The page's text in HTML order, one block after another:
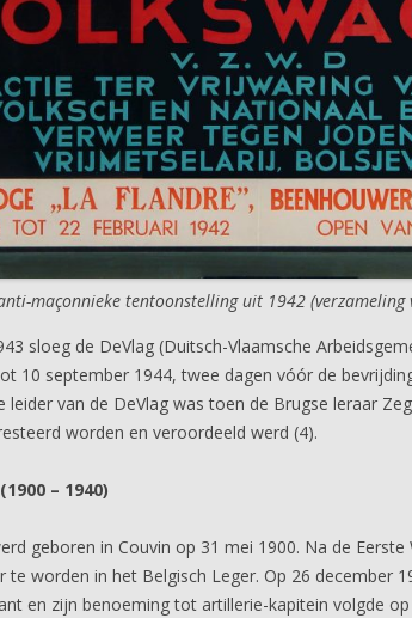
maçonnieke tentoonstelling uit 1942 (verzameling
sloeg de DeVlag (Duitsch-Vlaamsche
10 september 1944, twee dagen vóór de
leider van de DeVlag was toen de Brugse leraar
worden en veroordeeld werd (4).
– 1940)
geboren in Couvin op 31 mei 1900. Na de
te worden in het Belgisch Leger. Op 26 december
en zijn benoeming tot artillerie-kapitein volgde